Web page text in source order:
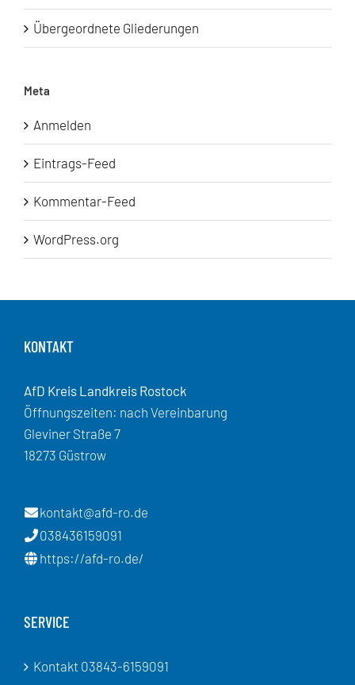
Übergeordnete Gliederungen
Meta
Anmelden
Eintrags-Feed
Kommentar-Feed
WordPress.org
KONTAKT
AfD Kreis Landkreis Rostock
Öffnungszeiten: nach Vereinbarung
Gleviner Straße 7
18273 Güstrow
kontakt@afd-ro.de
038436159091
https://afd-ro.de/
SERVICE
Kontakt 03843-6159091